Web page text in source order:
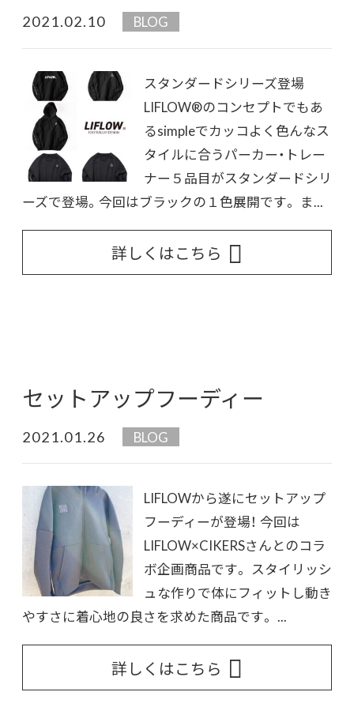
2021.02.10 BLOG
スタンダードシリーズ登場
LIFLOW®︎のコンセプトでもあ
るsimpleでカッコよく色んなス
タイルに合うパーカー・トレー
ナー５品目がスタンダードシリ
ーズで登場。今回はブラックの１色展開です。 ま...
詳しくはこちら
セットアップフーディー
2021.01.26 BLOG
LIFLOWから遂にセットアップ
フーディーが登場！ 今回は
LIFLOW×CIKERSさんとのコラ
ボ企画商品です。 スタイリッシ
ュな作りで体にフィットし動き
やすさに着心地の良さを求めた商品です。 ...
詳しくはこちら